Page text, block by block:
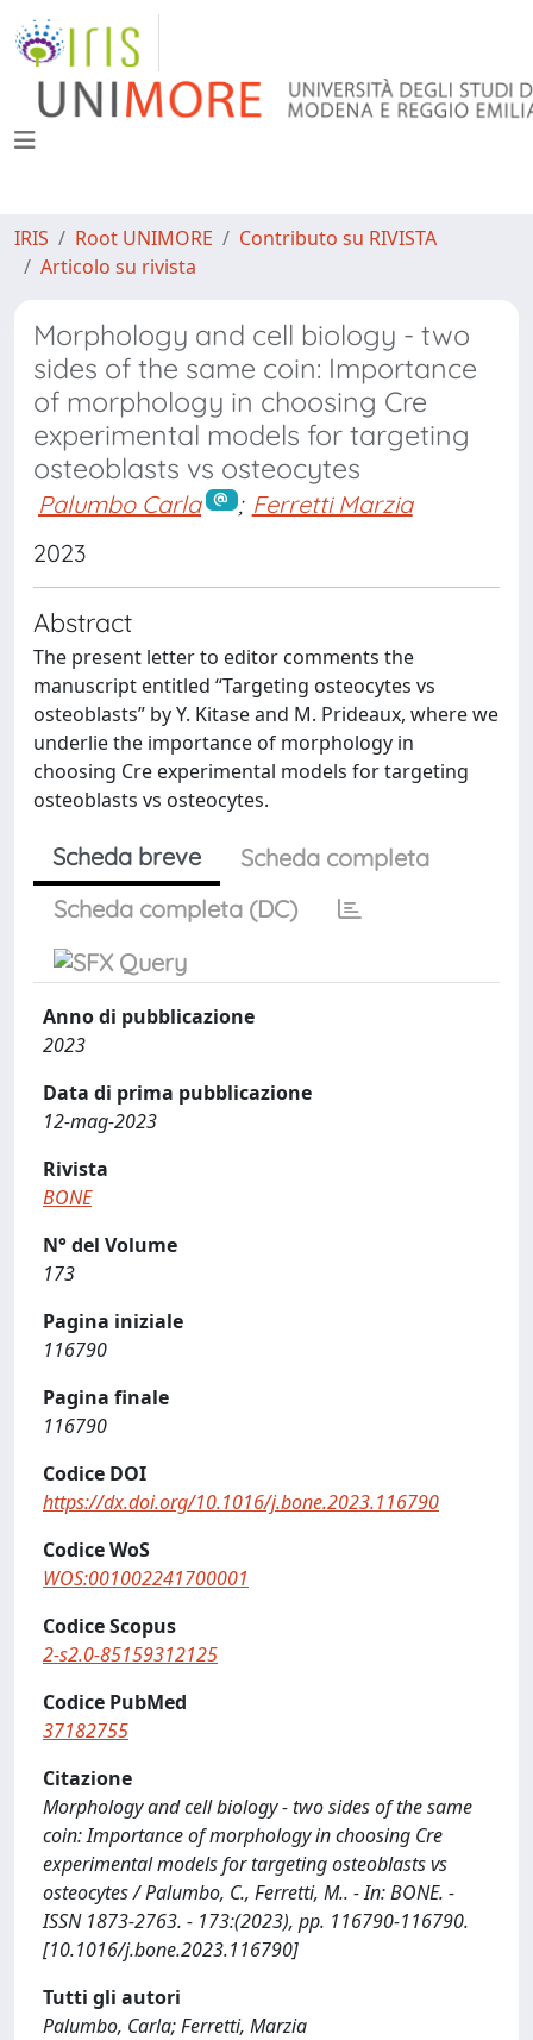
IRIS Root UNIMORE
Contributo su RIVISTA
Articolo su rivista
Morphology and cell biology - two
sides of the same coin: Importance
of morphology in choosing Cre
experimental models for targeting
osteoblasts vs osteocytes
Palumbo Carla ; Ferretti Marzia
2023
Abstract
The present letter to editor comments the
manuscript entitled “Targeting osteocytes vs
osteoblasts” by Y. Kitase and M. Prideaux, where we
underlie the importance of morphology in
choosing Cre experimental models for targeting
osteoblasts vs osteocytes.
Scheda breve
Scheda completa
Scheda completa (DC)
Anno di pubblicazione
2023
Data di prima pubblicazione
12-mag-2023
Rivista
BONE
N° del Volume
173
Pagina iniziale
116790
Pagina finale
116790
Codice DOI
https://dx.doi.org/10.1016/j.bone.2023.116790
Codice WoS
WOS:001002241700001
Codice Scopus
2-s2.0-85159312125
Codice PubMed
37182755
Citazione
Morphology and cell biology - two sides of the same
coin: Importance of morphology in choosing Cre
experimental models for targeting osteoblasts vs
osteocytes / Palumbo, C., Ferretti, M.. - In: BONE. -
ISSN 1873-2763. - 173:(2023), pp. 116790-116790.
[10.1016/j.bone.2023.116790]
Tutti gli autori
Palumbo, Carla; Ferretti, Marzia